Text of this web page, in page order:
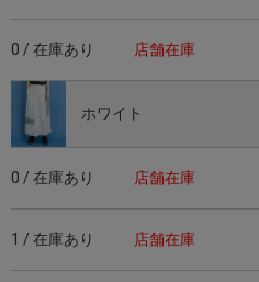
0 / 在庫あり 店舗在庫
ホワイト
0 / 在庫あり 店舗在庫
1 / 在庫あり 店舗在庫